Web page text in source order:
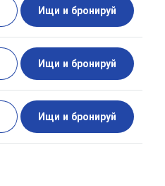
Ищи и бронируй
Ищи и бронируй
Ищи и бронируй